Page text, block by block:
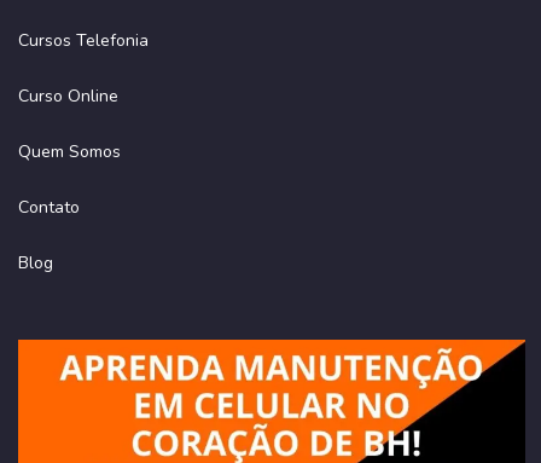
Cursos Telefonia
Curso Online
Quem Somos
Contato
Blog